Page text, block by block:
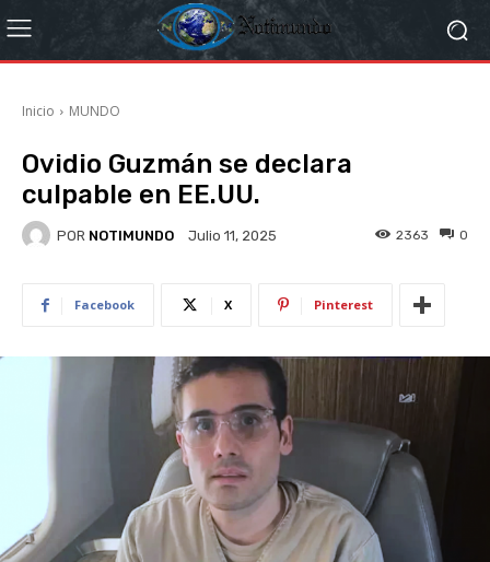
Inicio MUNDO
Ovidio Guzmán se declara
culpable en EE.UU.
POR NOTIMUNDO Julio 11, 2025 0
2363
Facebook X Pinterest